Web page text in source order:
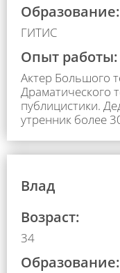
Образование:
ГИТИС
Опыт работы:
Актер Большого
Драматического
публицистики.
утренник более
Влад
Возраст:
34
Образование: